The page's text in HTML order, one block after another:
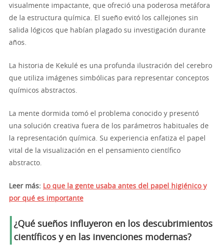
visualmente impactante, que ofreció una poderosa metáfora
de la estructura química. El sueño evitó los callejones sin
salida lógicos que habían plagado su investigación durante
años.
La historia de Kekulé es una profunda ilustración del cerebro
que utiliza imágenes simbólicas para representar conceptos
químicos abstractos.
La mente dormida tomó el problema conocido y presentó
una solución creativa fuera de los parámetros habituales de
la representación química. Su experiencia enfatiza el papel
vital de la visualización en el pensamiento científico
abstracto.
Leer más: Lo que la gente usaba antes del papel higiénico y
por qué es importante
¿Qué sueños influyeron en los descubrimientos
científicos y en las invenciones modernas?